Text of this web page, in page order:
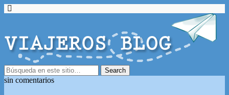
sin comentarios